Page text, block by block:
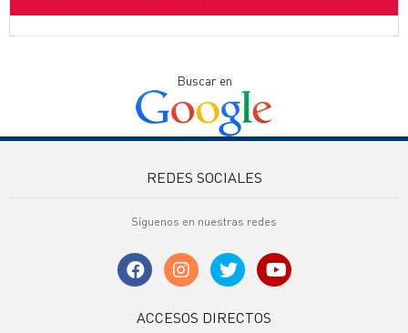
Buscar en
REDES SOCIALES
Síguenos en nuestras redes
ACCESOS DIRECTOS